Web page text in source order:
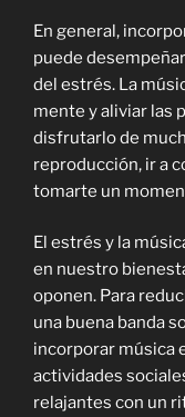
En general,
puede
del estrés. La
mente y aliviar las
disfrutarlo de
reproducción, ir a
tomarte un
El estrés y la
en nuestro
oponen. Para
una buena banda
incorporar música
actividades
relajantes con un